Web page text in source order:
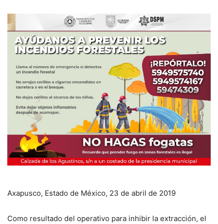
Axapusco, Estado de México, 23 de abril de 2019
Como resultado del operativo para inhibir la extracción, el